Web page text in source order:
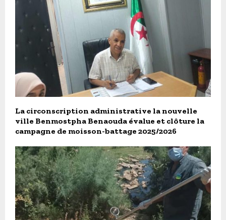
La circonscription administrative la nouvelle
ville Benmostpha Benaouda évalue et clôture la
campagne de moisson-battage 2025/2026